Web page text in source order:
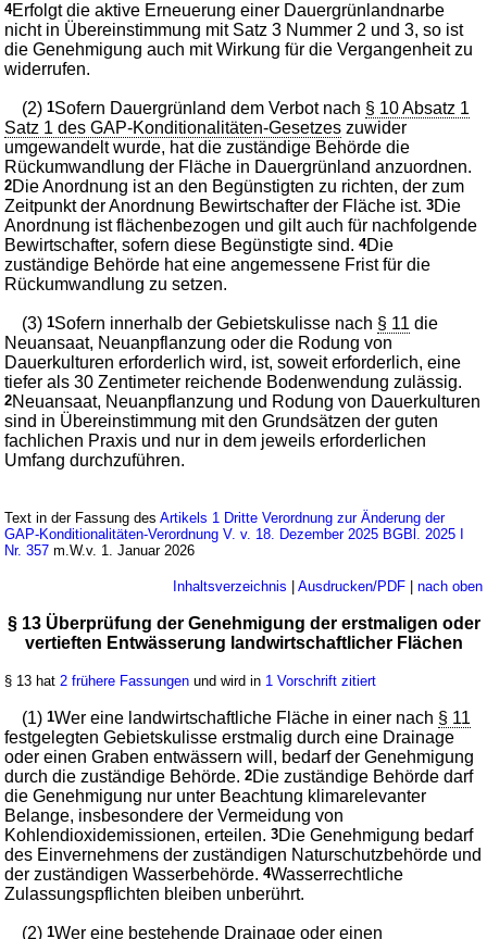
4Erfolgt die aktive Erneuerung einer Dauergrünlandnarbe
nicht in Übereinstimmung mit Satz 3 Nummer 2 und 3, so ist
die Genehmigung auch mit Wirkung für die Vergangenheit zu
widerrufen.
(2)1Sofern Dauergrünland dem Verbot nach § 10 Absatz 1
Satz 1 des GAP-Konditionalitäten-Gesetzes zuwider
umgewandelt wurde, hat die zuständige Behörde die
Rückumwandlung der Fläche in Dauergrünland anzuordnen.
2Die Anordnung ist an den Begünstigten zu richten, der zum
Zeitpunkt der Anordnung Bewirtschafter der Fläche ist.3Die
Anordnung ist flächenbezogen und gilt auch für nachfolgende
Bewirtschafter, sofern diese Begünstigte sind.4Die
zuständige Behörde hat eine angemessene Frist für die
Rückumwandlung zu setzen.
(3)1Sofern innerhalb der Gebietskulisse nach § 11 die
Neuansaat, Neuanpflanzung oder die Rodung von
Dauerkulturen erforderlich wird, ist, soweit erforderlich, eine
tiefer als 30 Zentimeter reichende Bodenwendung zulässig.
2Neuansaat, Neuanpflanzung und Rodung von Dauerkulturen
sind in Übereinstimmung mit den Grundsätzen der guten
fachlichen Praxis und nur in dem jeweils erforderlichen
Umfang durchzuführen.
Text in der Fassung desArtikels 1 Dritte Verordnung zur Änderung der
GAP-Konditionalitäten-Verordnung V. v. 18. Dezember 2025 BGBl. 2025 I
Nr. 357 m.W.v. 1. Januar 2026
Inhaltsverzeichnis Ausdrucken/PDF| nach oben
§ 13 Überprüfung der Genehmigung der erstmaligen oder
vertieften Entwässerung landwirtschaftlicher Flächen
§ 13 hat2 frühere Fassungen und wird in 1 Vorschrift zitiert
(1)1Wer eine landwirtschaftliche Fläche in einer nach § 11
festgelegten Gebietskulisse erstmalig durch eine Drainage
oder einen Graben entwässern will, bedarf der Genehmigung
durch die zuständige Behörde.2Die zuständige Behörde darf
die Genehmigung nur unter Beachtung klimarelevanter
Belange, insbesondere der Vermeidung von
Kohlendioxidemissionen, erteilen.3Die Genehmigung bedarf
des Einvernehmens der zuständigen Naturschutzbehörde und
der zuständigen Wasserbehörde.4Wasserrechtliche
Zulassungspflichten bleiben unberührt.
(2)1Wer eine bestehende Drainage oder einen